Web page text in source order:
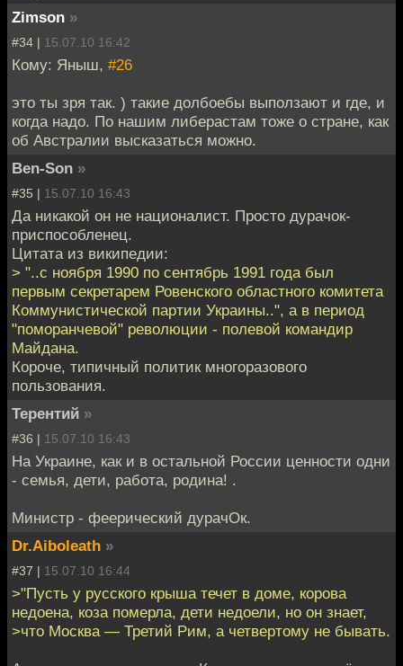
Zimson »
#34 | 15.07.10 16:42
Кому: Яныш, #26
это ты зря так. ) такие долбоебы выползают и где, и
когда надо. По нашим либерастам тоже о стране, как
об Австралии высказаться можно.
Ben-Son »
#35 | 15.07.10 16:43
Да никакой он не националист. Просто дурачок-
приспособленец.
Цитата из википедии:
> "..с ноября 1990 по сентябрь 1991 года был
первым секретарем Ровенского областного комитета
Коммунистической партии Украины..", а в период
"поморанчевой" революции - полевой командир
Майдана.
Короче, типичный политик многоразового
пользования.
Терентий »
#36 | 15.07.10 16:43
На Украине, как и в остальной России ценности одни
- семья, дети, работа, родина! .
Министр - феерический дурачОк.
Dr.Aiboleath »
#37 | 15.07.10 16:44
>"Пусть у русского крыша течет в доме, корова
недоена, коза померла, дети недоели, но он знает,
>что Москва — Третий Рим, а четвертому не бывать.